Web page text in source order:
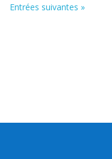
Entrées suivantes »